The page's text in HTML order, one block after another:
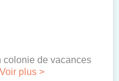
colonie de vacances
Voir plus >